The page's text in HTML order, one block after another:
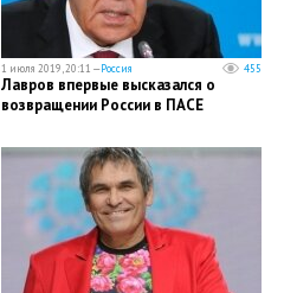
1 июля 2019, 20:11 —Россия 455
Лавров впервые высказался о
возвращении России в ПАСЕ